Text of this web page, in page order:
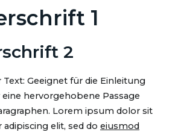
1
2
Geeignet für die Einleitung
eine hervorgehobene Passage
Lorem ipsum dolor sit
elit, sed do eiusmod